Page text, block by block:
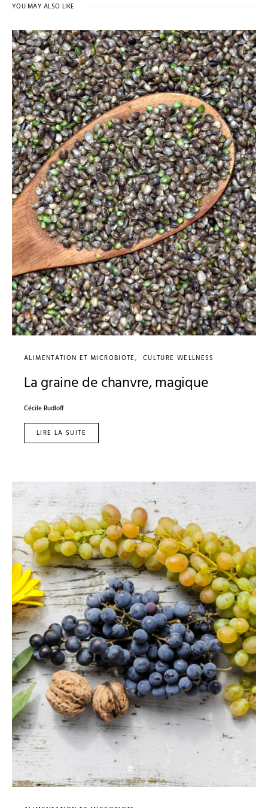
YOU MAY ALSO LIKE
ALIMENTATION ET MICROBIOTE CULTURE WELLNESS
La graine de chanvre, magique
Cécile Rudloff
LIRE LA SUITE